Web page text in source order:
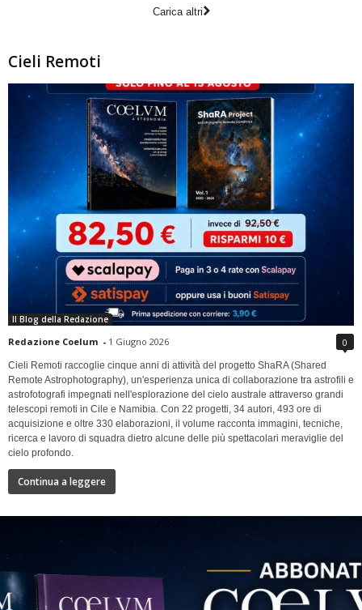
Carica altri
Cieli Remoti
Il Blog della Redazione
Redazione Coelum - 1 Giugno 2026 0
Cieli Remoti raccoglie cinque anni di attività del progetto ShaRA (Shared
Remote Astrophotography), un'esperienza unica di collaborazione tra astrofili e
astrofotografi impegnati nell'esplorazione del cielo australe attraverso grandi
telescopi remoti in Cile e Namibia. Con 22 progetti, 34 autori, 493 ore di
acquisizione e oltre 330 elaborazioni, il volume racconta immagini, tecniche,
ricerca e lavoro di squadra dietro alcune delle più spettacolari meraviglie del
cielo profondo.
Continua a leggere